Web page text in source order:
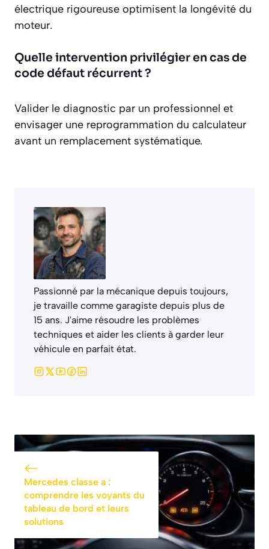
électrique rigoureuse optimisent la longévité du
moteur.
Quelle intervention privilégier en cas de
code défaut récurrent ?
Valider le diagnostic par un professionnel et
envisager une reprogrammation du calculateur
avant un remplacement systématique.
Passionné par la mécanique depuis toujours,
je travaille comme garagiste depuis plus de
15 ans. J'aime résoudre les problèmes
techniques et aider les clients à garder leur
véhicule en parfait état.
Mercedes classe a :
comprendre les voyants du
tableau de bord et leurs
solutions